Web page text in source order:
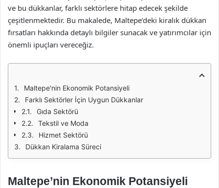
ve bu dükkanlar, farklı sektörlere hitap edecek şekilde
çeşitlenmektedir. Bu makalede, Maltepe’deki kiralık dükkan
fırsatları hakkında detaylı bilgiler sunacak ve yatırımcılar için
önemli ipuçları vereceğiz.
Maltepe'nin Ekonomik Potansiyeli
Farklı Sektörler İçin Uygun Dükkanlar
Gıda Sektörü
Tekstil ve Moda
Hizmet Sektörü
Dükkan Kiralama Süreci
Maltepe’nin Ekonomik Potansiyeli